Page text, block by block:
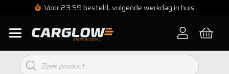
Voor 23:59 besteld, volgende werkdag in huis
Producten
zoeken